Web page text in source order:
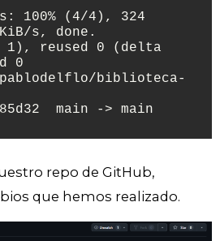
100% (4/4), 324
s, done.
reused 0 (delta
0
biblioteca-
main -> main
repo de GitHub,
que hemos realizado.